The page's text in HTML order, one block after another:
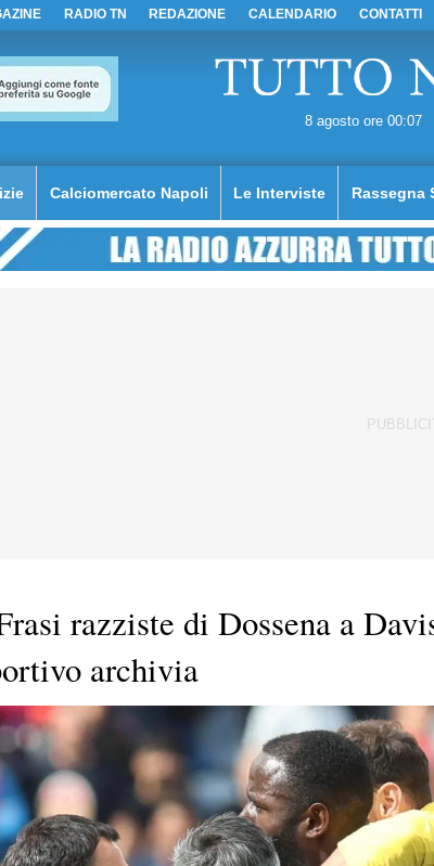
RADIO TN REDAZIONE CALENDARIO CONTATTI
8 agosto ore 00:07
Calciomercato Napoli Le Interviste Rassegna
razziste di Dossena a
archivia